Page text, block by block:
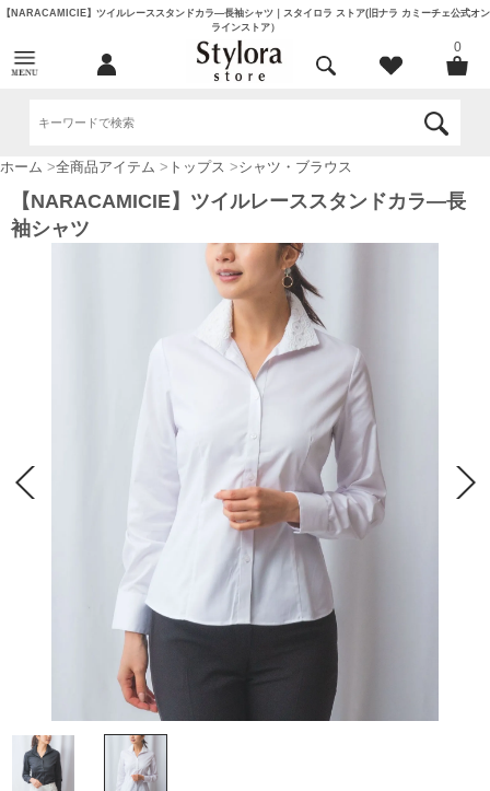
【NARACAMICIE】ツイルレーススタンドカラ―長袖シャツ｜スタイロラ ストア(旧ナラ カミーチェ公式オン
ラインストア）
0
ホーム >全商品アイテム > トップス >シャツ・ブラウス
【NARACAMICIE】ツイルレーススタンドカラ―長
袖シャツ